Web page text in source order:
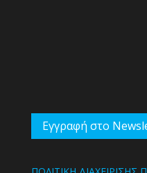
Εγγραφή στο